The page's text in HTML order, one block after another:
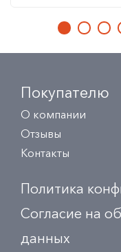
Покупателю
О компании
Отзывы
Контакты
Политика
Согласие на
данных